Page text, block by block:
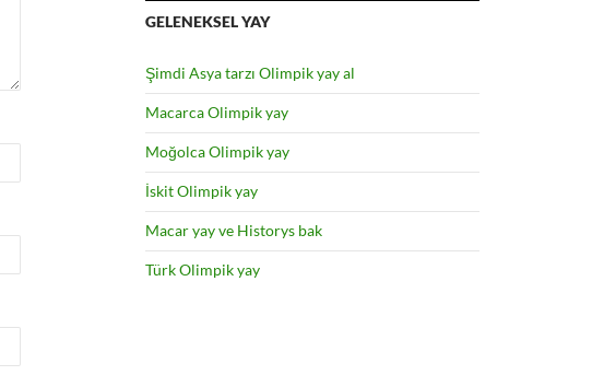
GELENEKSEL YAY
Şimdi Asya tarzı Olimpik yay al
Macarca Olimpik yay
Moğolca Olimpik yay
İskit Olimpik yay
Macar yay ve Historys bak
Türk Olimpik yay